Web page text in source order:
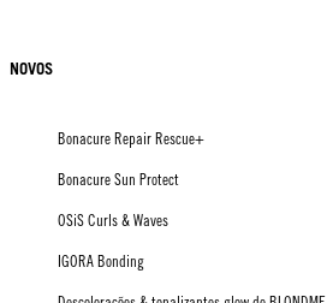
NOVOS
Bonacure Repair Rescue+
Bonacure Sun Protect
OSiS Curls & Waves
IGORA Bonding